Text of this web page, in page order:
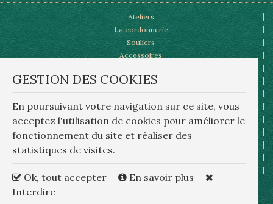
Ateliers
La cordonnerie
Souliers
Accessoires
notre catalogue,la presse,les visites
Vidéos,à la TV
Contact
Mentions Légales
Politique de confidentialité
GESTION DES COOKIES
En poursuivant votre navigation sur ce site, vous
acceptez l'utilisation de cookies pour améliorer le
fonctionnement du site et réaliser des
statistiques de visites.
Ok, tout accepter
En savoir plus
Interdire